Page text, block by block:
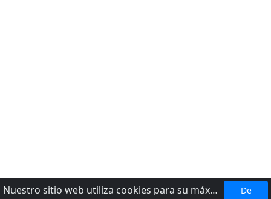
Nuestro sitio web utiliza cookies para su máxima comodidad. Al utilizar el sitio web, usted acepta el uso de cookies.
De